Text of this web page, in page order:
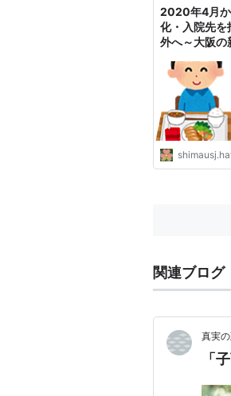
2020年4月
化・入院先を
外へ～大阪の
記
関連ブログ
真実
「